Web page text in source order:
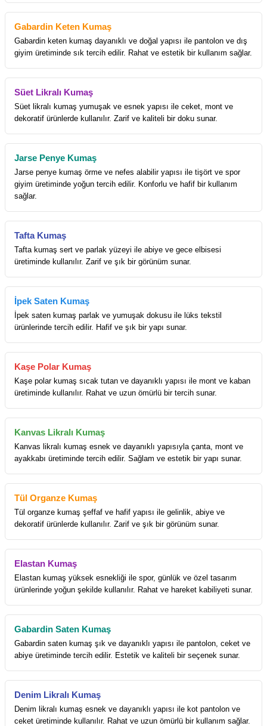
Gabardin Keten Kumaş
Gabardin keten kumaş dayanıklı ve doğal yapısı ile pantolon ve dış
giyim üretiminde sık tercih edilir. Rahat ve estetik bir kullanım sağlar.
Süet Likralı Kumaş
Süet likralı kumaş yumuşak ve esnek yapısı ile ceket, mont ve
dekoratif ürünlerde kullanılır. Zarif ve kaliteli bir doku sunar.
Jarse Penye Kumaş
Jarse penye kumaş örme ve nefes alabilir yapısı ile tişört ve spor
giyim üretiminde yoğun tercih edilir. Konforlu ve hafif bir kullanım
sağlar.
Tafta Kumaş
Tafta kumaş sert ve parlak yüzeyi ile abiye ve gece elbisesi
üretiminde kullanılır. Zarif ve şık bir görünüm sunar.
İpek Saten Kumaş
İpek saten kumaş parlak ve yumuşak dokusu ile lüks tekstil
ürünlerinde tercih edilir. Hafif ve şık bir yapı sunar.
Kaşe Polar Kumaş
Kaşe polar kumaş sıcak tutan ve dayanıklı yapısı ile mont ve kaban
üretiminde kullanılır. Rahat ve uzun ömürlü bir tercih sunar.
Kanvas Likralı Kumaş
Kanvas likralı kumaş esnek ve dayanıklı yapısıyla çanta, mont ve
ayakkabı üretiminde tercih edilir. Sağlam ve estetik bir yapı sunar.
Tül Organze Kumaş
Tül organze kumaş şeffaf ve hafif yapısı ile gelinlik, abiye ve
dekoratif ürünlerde kullanılır. Zarif ve şık bir görünüm sunar.
Elastan Kumaş
Elastan kumaş yüksek esnekliği ile spor, günlük ve özel tasarım
ürünlerinde yoğun şekilde kullanılır. Rahat ve hareket kabiliyeti sunar.
Gabardin Saten Kumaş
Gabardin saten kumaş şık ve dayanıklı yapısı ile pantolon, ceket ve
abiye üretiminde tercih edilir. Estetik ve kaliteli bir seçenek sunar.
Denim Likralı Kumaş
Denim likralı kumaş esnek ve dayanıklı yapısı ile kot pantolon ve
ceket üretiminde kullanılır. Rahat ve uzun ömürlü bir kullanım sağlar.